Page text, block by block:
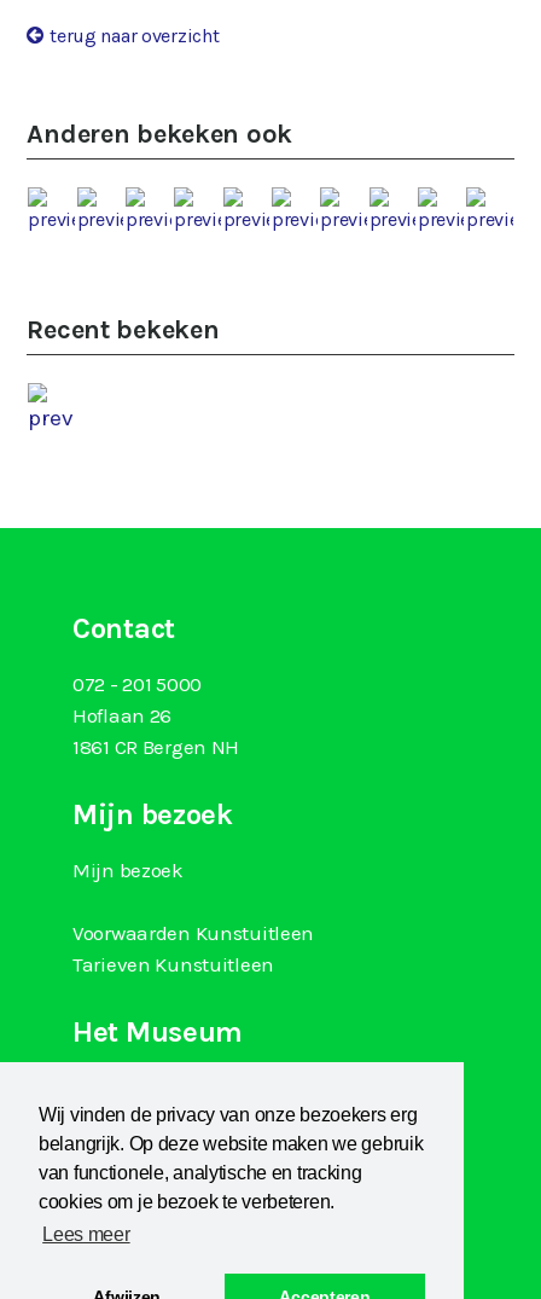
Wij vinden de privacy van onze bezoekers erg
belangrijk. Op deze website maken we gebruik
van functionele, analytische en tracking
cookies om je bezoek te verbeteren.
Lees meer
terug naar overzicht
Anderen bekeken ook
Recent bekeken
Contact
072 - 201 5000
Hoflaan 26
1861 CR Bergen NH
Mijn bezoek
Mijn bezoek
Voorwaarden Kunstuitleen
Tarieven Kunstuitleen
Het Museum
Museum Het Sterkenhuis
Kunstuitleen
KCB